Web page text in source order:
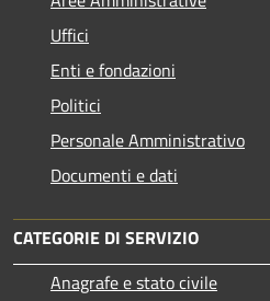
Uffici
Enti e fondazioni
Politici
Personale Amministrativo
Documenti e dati
CATEGORIE DI SERVIZIO
Anagrafe e stato civile